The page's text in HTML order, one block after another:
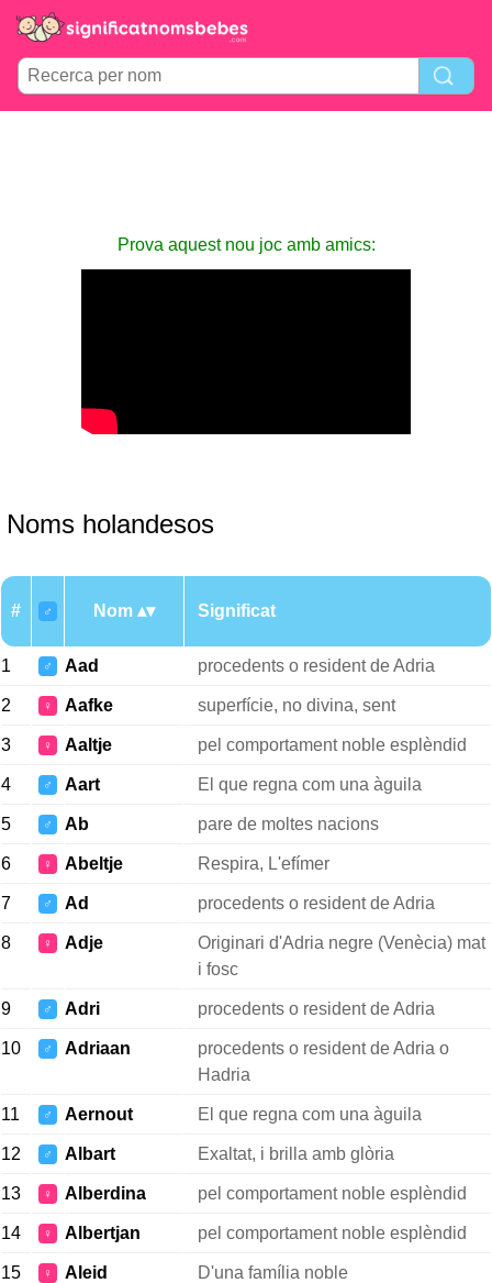
Prova aquest nou joc amb amics:
Noms holandesos
# ♂ Nom Significat
1 ♂ Aad procedents o resident de Adria
2 ♀ Aafke superfície, no divina, sent
3 ♀ Aaltje pel comportament noble esplèndid
4 ♂ Aart El que regna com una àguila
5 ♂ Ab pare de moltes nacions
6 ♀ Abeltje Respira, L'efímer
7 ♂ Ad procedents o resident de Adria
8 ♀ Adje
Originari d'Adria negre (Venècia) mat
i fosc
9 ♂ Adri procedents o resident de Adria
10 ♂ Adriaan
procedents o resident de Adria o
Hadria
11 ♂ Aernout El que regna com una àguila
12 ♂ Albart Exaltat, i brilla amb glòria
13 ♀ Alberdina pel comportament noble esplèndid
14 ♀ Albertjan pel comportament noble esplèndid
15 ♀ Aleid D'una família noble